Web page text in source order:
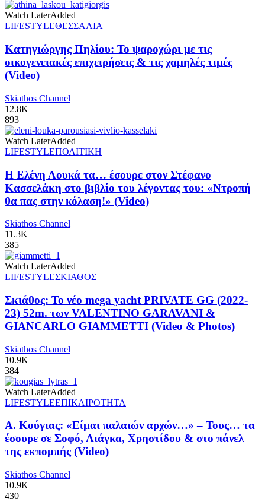
Watch LaterAdded
LIFESTYLEΘΕΣΣΑΛΙΑ
Κατηγιώργης Πηλίου: Το ψαροχώρι με τις
οικογενειακές επιχειρήσεις & τις χαμηλές τιμές
(Video)
Skiathos Channel
12.8K
893
Watch LaterAdded
LIFESTYLEΠΟΛΙΤΙΚΗ
Η Ελένη Λουκά τα… έσουρε στον Στέφανο
Κασσελάκη στο βιβλίο του λέγοντας του: «Ντροπή
θα πας στην κόλαση!» (Video)
Skiathos Channel
11.3K
385
Watch LaterAdded
LIFESTYLEΣΚΙΑΘΟΣ
Σκιάθος: Το νέο mega yacht PRIVATE GG (2022-
23) 52m. των VALENTINO GARAVANI &
GIANCARLO GIAMMETTI (Video & Photos)
Skiathos Channel
10.9K
384
Watch LaterAdded
LIFESTYLEΕΠΙΚΑΙΡΟΤΗΤΑ
Α. Κούγιας: «Είμαι παλαιών αρχών…» – Τους… τα
έσουρε σε Σοφό, Λιάγκα, Χρηστίδου & στο πάνελ
της εκπομπής (Video)
Skiathos Channel
10.9K
430